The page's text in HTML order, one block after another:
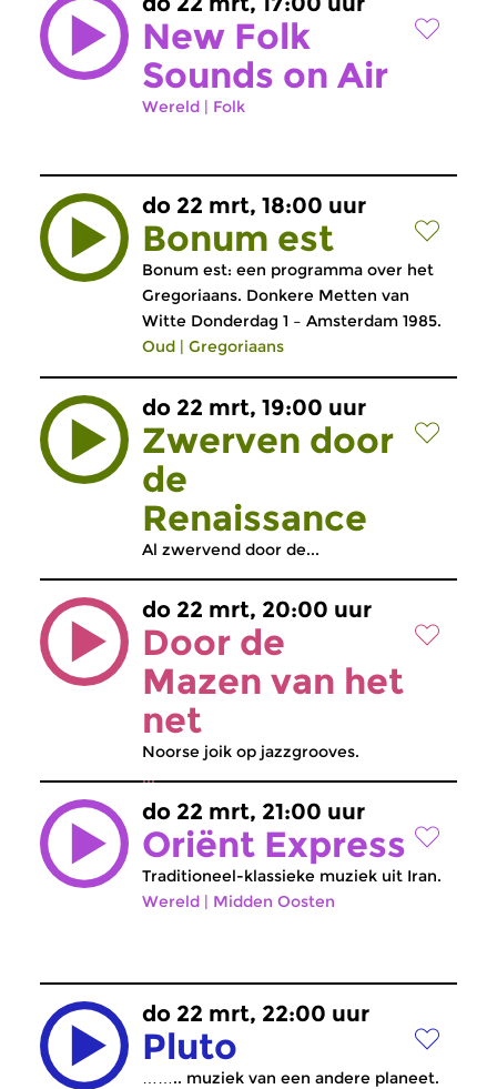
New Folk
Sounds on Air
Wereld | Folk
do 22 mrt, 18:00 uur
Bonum est
Bonum est: een programma over het
Gregoriaans. Donkere Metten van
Witte Donderdag 1 – Amsterdam 1985.
Oud | Gregoriaans
do 22 mrt, 19:00 uur
Zwerven door
de
Renaissance
Al zwervend door de...
do 22 mrt, 20:00 uur
Door de
Mazen van het
net
Noorse joik op jazzgrooves.
...
do 22 mrt, 21:00 uur
Oriënt Express
Traditioneel-klassieke muziek uit Iran.
Wereld | Midden Oosten
do 22 mrt, 22:00 uur
Pluto
…….. muziek van een andere planeet.